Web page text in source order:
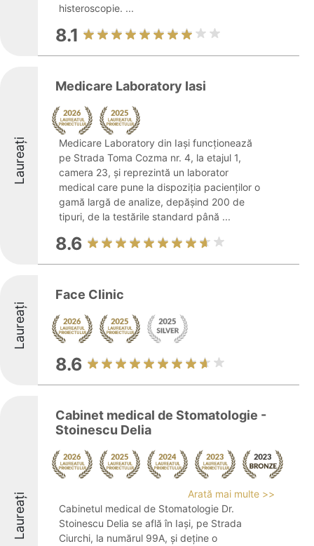
histeroscopie. ...
8.1
Laureați
Medicare Laboratory Iasi
Medicare Laboratory din Iași funcționează
pe Strada Toma Cozma nr. 4, la etajul 1,
camera 23, și reprezintă un laborator
medical care pune la dispoziția pacienților o
gamă largă de analize, depășind 200 de
tipuri, de la testările standard până ...
8.6
Laureați
Face Clinic
8.6
Laureați
Cabinet medical de Stomatologie -
Stoinescu Delia
Arată mai multe >>
Cabinetul medical de Stomatologie Dr.
Stoinescu Delia se află în Iași, pe Strada
Ciurchi, la numărul 99A, și deține o